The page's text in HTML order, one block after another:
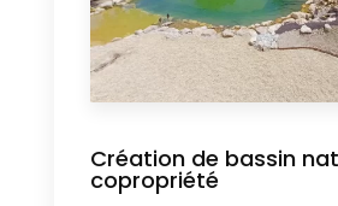
Création de bassin
copropriété